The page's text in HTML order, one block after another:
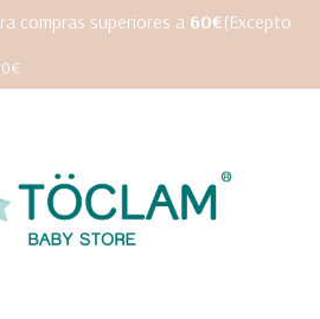
compras superiores a 60€(Excepto